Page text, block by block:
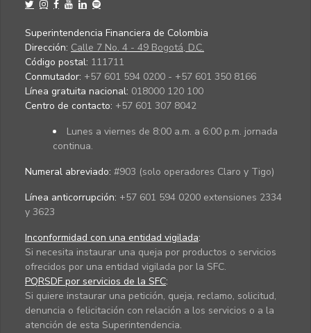
Superintendencia Financiera de Colombia
Dirección: Calle 7 No. 4 - 49 Bogotá, D.C.
Código postal: 111711
Conmutador: +57 601 594 0200 - +57 601 350 8166
Línea gratuita nacional: 018000 120 100
Centro de contacto: +57 601 307 8042
Lunes a viernes de 8:00 a.m. a 6:00 p.m. jornada
continua.
Numeral abreviado: #903 (solo operadores Claro y Tigo)
Línea anticorrupción: +57 601 594 0200 extensiones 2334
y 3623
Inconformidad con una entidad vigilada:
Si necesita instaurar una queja por productos o servicios
ofrecidos por una entidad vigilada por la SFC.
PQRSDF por servicios de la SFC:
Si quiere instaurar una petición, queja, reclamo, solicitud,
denuncia o felicitación con relación a los servicios o a la
atención de esta Superintendencia.